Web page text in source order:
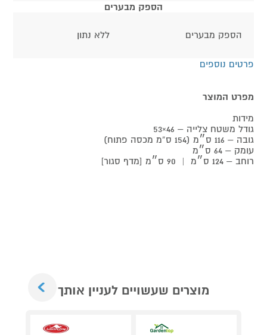
הספק מבערים
הספק מבערים ללא נתון
פרטים נוספים
מפרט המוצר
מידות
גודל משטח צלייה – 46×53
גובה – 116 ס״מ (154 ס”מ מכסה פתוח)
עומק – 64 ס״מ
רוחב – 124 ס״מ | 90 ס״מ [מדף סגור]
מוצרים שעשויים לעניין אותך